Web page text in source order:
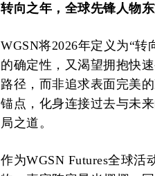
转向之年，全球先锋人物
WGSN将2026年定义为“
的确定性，又渴望拥抱快
路径，而非追求表面完美
锚点，化身连接过去与未
局之道。
作为WGSN Futures全球活